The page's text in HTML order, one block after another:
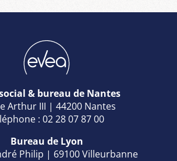
& bureau de Nantes
Arthur III | 44200 Nantes
: 02 28 07 87 00
Bureau de Lyon
Philip | 69100 Villeurbanne